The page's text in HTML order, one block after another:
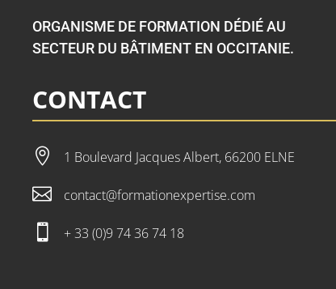
ORGANISME DE FORMATION DÉDIÉ AU
SECTEUR DU BÂTIMENT EN OCCITANIE.
CONTACT
 1 Boulevard Jacques Albert, 66200 ELNE
 contact@formationexpertise.com
 + 33 (0)9 74 36 74 18